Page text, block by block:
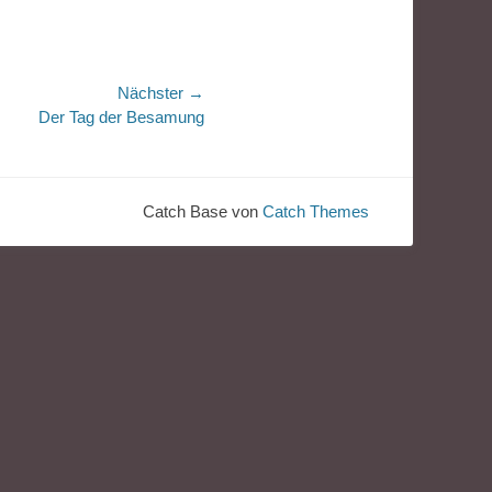
Nächster →
Der Tag der Besamung
Catch Base von Catch Themes